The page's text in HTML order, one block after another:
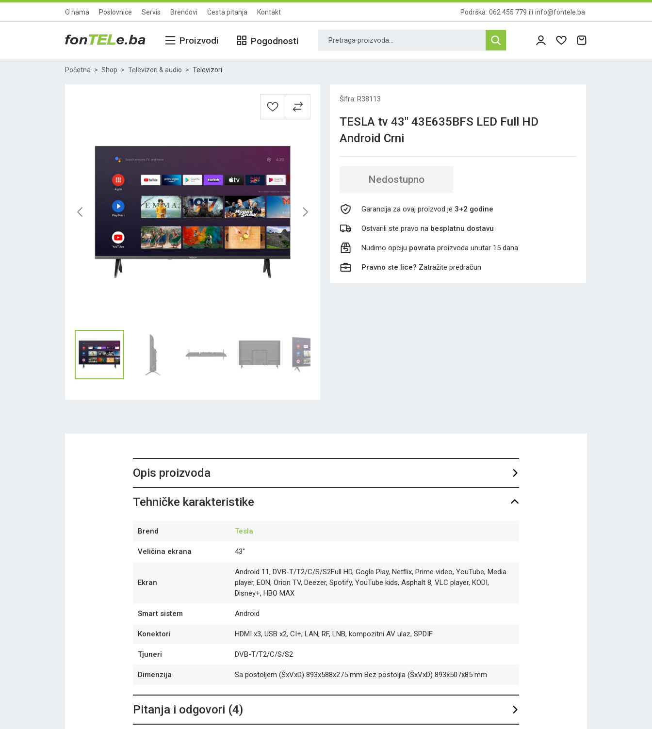
O nama Poslovnice Servis Brendovi Česta pitanja Kontakt Podrška: 062 455 779 ili info@fontele.ba
Proizvodi Pogodnosti
Početna Shop Televizori & audio Televizori
Šifra: R38113
TESLA tv 43" 43E635BFS LED Full HD
Android Crni
Nedostupno
Garancija za ovaj proizvod je 3+2 godine
Ostvarili ste pravo na besplatnu dostavu
Nudimo opciju povrata proizvoda unutar 15 dana
Pravno ste lice? Zatražite predračun
Opis proizvoda
Tehničke karakteristike
Brend Tesla
Veličina ekrana 43"
Ekran
Android 11, DVB-T/T2/C/S/S2Full HD, Gogle Play, Netﬂix, Prime video, YouTube, Media
player, EON, Orion TV, Deezer, Spotify, YouTube kids, Asphalt 8, VLC player, KODI,
Disney+, HBO MAX
Smart sistem Android
Konektori HDMI x3, USB x2, CI+, LAN, RF, LNB, kompozitni AV ulaz, SPDIF
Tjuneri DVB-T/T2/C/S/S2
Dimenzija Sa postoljem (ŠxVxD) 893x588x275 mm Bez postoljla (ŠxVxD) 893x507x85 mm
Pitanja i odgovori (4)